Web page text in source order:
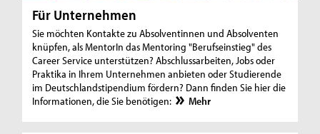
Für Unternehmen
Sie möchten Kontakte zu Absolventinnen und Absolventen
knüpfen, als MentorIn das Mentoring "Berufseinstieg" des
Career Service unterstützen? Abschlussarbeiten, Jobs oder
Praktika in Ihrem Unternehmen anbieten oder Studierende
im Deutschlandstipendium fördern? Dann finden Sie hier die
Informationen, die Sie benötigen:
Mehr